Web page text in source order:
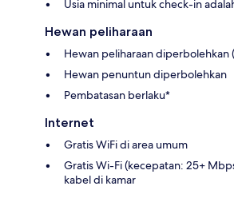
Usia minimal untuk check-in
Hewan peliharaan
Hewan peliharaan diperbolehkan
Hewan penuntun diperbolehkan
Pembatasan berlaku*
Internet
Gratis WiFi di area umum
Gratis Wi-Fi (kecepatan: 25+
kabel di kamar